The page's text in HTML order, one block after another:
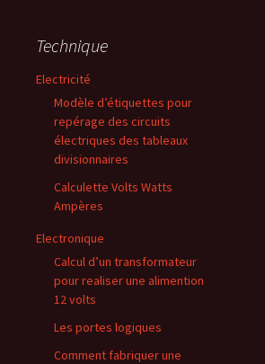
Technique
Electricité
Modèle d’étiquettes pour
repérage des circuits
électriques des tableaux
divisionnaires
Calculette Volts Watts
Ampères
Electronique
Calcul d’un transformateur
pour realiser une alimention
12 volts
Les portes logiques
Comment fabriquer une